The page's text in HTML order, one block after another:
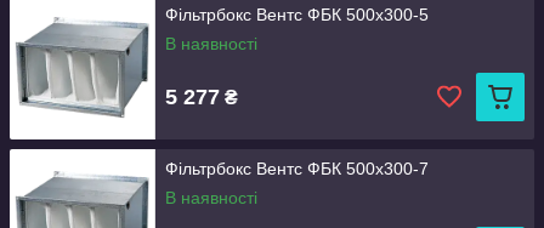
Фільтрбокс Вентс ФБК 500x300-5
В наявності
5 277 ₴
Фільтрбокс Вентс ФБК 500x300-7
В наявності